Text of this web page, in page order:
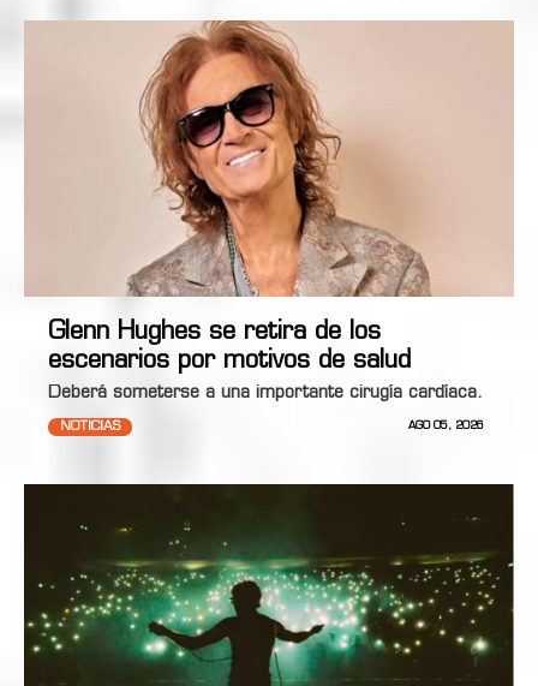
Glenn Hughes se retira de los
escenarios por motivos de salud
Deberá someterse a una importante cirugía cardíaca.
NOTICIAS AGO 05, 2026